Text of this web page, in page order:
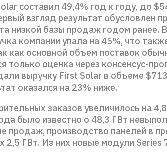
составил 49,4% год к году, до
взгляд результат обусловлен
низкой базы продаж годом ранее.
компании упала на 45%, что
как основной объем поставок
только оценка через консенсус-
выручку First Solar в объеме
оказался на 23% ниже.
заказов увеличилось на
было известно о 48,3 ГВт
продаж, производство панелей в
2,5 ГВт. Из них новые модули Series